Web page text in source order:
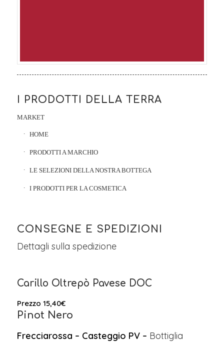
I PRODOTTI DELLA TERRA
MARKET
HOME
PRODOTTI A MARCHIO
LE SELEZIONI DELLA NOSTRA BOTTEGA
I PRODOTTI PER LA COSMETICA
CONSEGNE E SPEDIZIONI
Dettagli sulla spedizione
Carillo Oltrepò Pavese DOC
Prezzo 15,40€
Pinot Nero
Frecciarossa – Casteggio PV – Bottiglia